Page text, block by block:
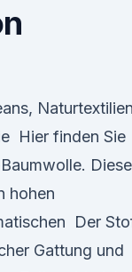
Naturtextilien
Hier finden Sie
Diese
hohen
Der
Gattung und